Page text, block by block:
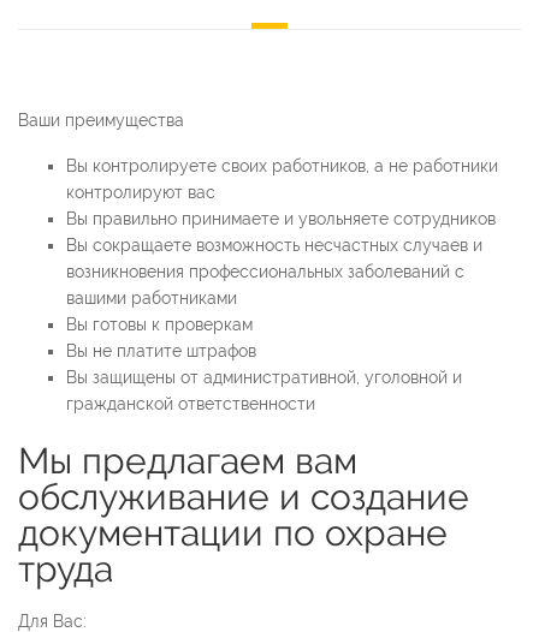
Ваши преимущества
Вы контролируете своих работников, а не работники
контролируют вас
Вы правильно принимаете и увольняете сотрудников
Вы сокращаете возможность несчастных случаев и
возникновения профессиональных заболеваний с
вашими работниками
Вы готовы к проверкам
Вы не платите штрафов
Вы защищены от административной, уголовной и
гражданской ответственности
Мы предлагаем вам
обслуживание и создание
документации по охране
труда
Для Вас: